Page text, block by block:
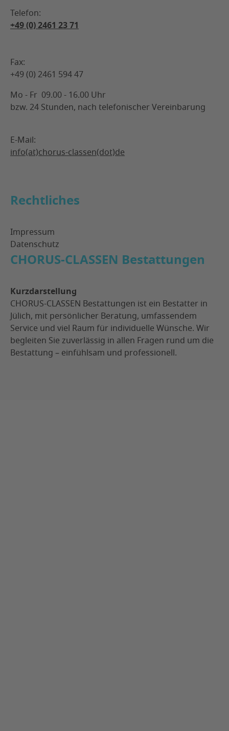
Telefon:
+49 (0) 2461 23 71
Fax:
+49 (0) 2461 594 47
Mo - Fr 09.00 - 16.00 Uhr
bzw. 24 Stunden, nach telefonischer Vereinbarung
E-Mail:
info(at)chorus-classen(dot)de
Rechtliches
Impressum
Datenschutz
CHORUS-CLASSEN Bestattungen
Kurzdarstellung
CHORUS-CLASSEN Bestattungen ist ein Bestatter in
Jülich, mit persönlicher Beratung, umfassendem
Service und viel Raum für individuelle Wünsche. Wir
begleiten Sie zuverlässig in allen Fragen rund um die
Bestattung – einfühlsam und professionell.